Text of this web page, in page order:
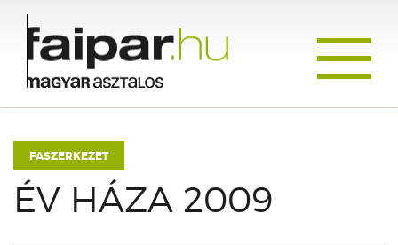
FASZERKEZET
ÉV HÁZA 2009